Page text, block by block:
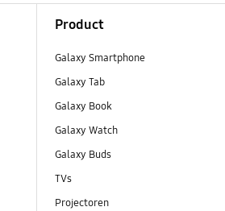
Product
Galaxy Smartphone
Galaxy Tab
Galaxy Book
Galaxy Watch
Galaxy Buds
TVs
Projectoren